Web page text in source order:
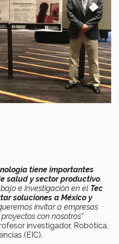
tiene importantes
salud y sector productivo.
e investigación en el Tec
soluciones a México y
invitar a empresas
con nosotros”
investigador, Robótica,
(EIC).